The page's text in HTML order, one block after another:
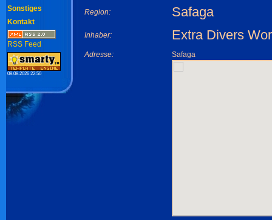
Region: Safaga
Inhaber: Extra Divers
Adresse: Safaga
Sonstiges
Kontakt
RSS Feed
08.08.2026 22:50